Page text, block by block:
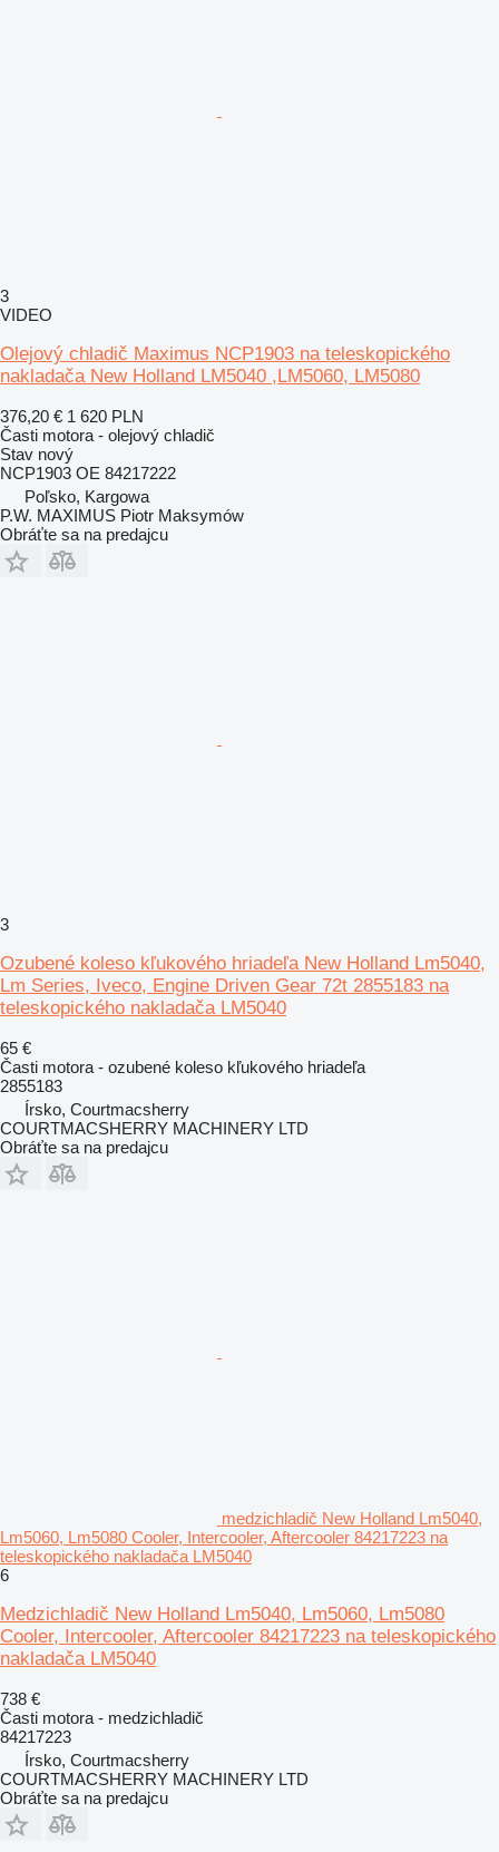
3
VIDEO
Olejový chladič Maximus NCP1903 na teleskopického
nakladača New Holland LM5040 ,LM5060, LM5080
376,20 € 1 620 PLN
Časti motora - olejový chladič
Stav nový
NCP1903 OE 84217222
Poľsko, Kargowa
P.W. MAXIMUS Piotr Maksymów
Obráťte sa na predajcu
3
Ozubené koleso kľukového hriadeľa New Holland Lm5040,
Lm Series, Iveco, Engine Driven Gear 72t 2855183 na
teleskopického nakladača LM5040
65 €
Časti motora - ozubené koleso kľukového hriadeľa
2855183
Írsko, Courtmacsherry
COURTMACSHERRY MACHINERY LTD
Obráťte sa na predajcu
medzichladič New Holland Lm5040,
Lm5060, Lm5080 Cooler, Intercooler, Aftercooler 84217223 na
teleskopického nakladača LM5040
6
Medzichladič New Holland Lm5040, Lm5060, Lm5080
Cooler, Intercooler, Aftercooler 84217223 na teleskopického
nakladača LM5040
738 €
Časti motora - medzichladič
84217223
Írsko, Courtmacsherry
COURTMACSHERRY MACHINERY LTD
Obráťte sa na predajcu